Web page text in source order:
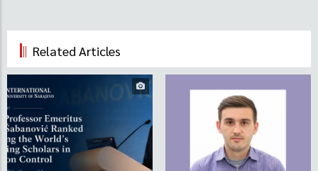
Related Articles